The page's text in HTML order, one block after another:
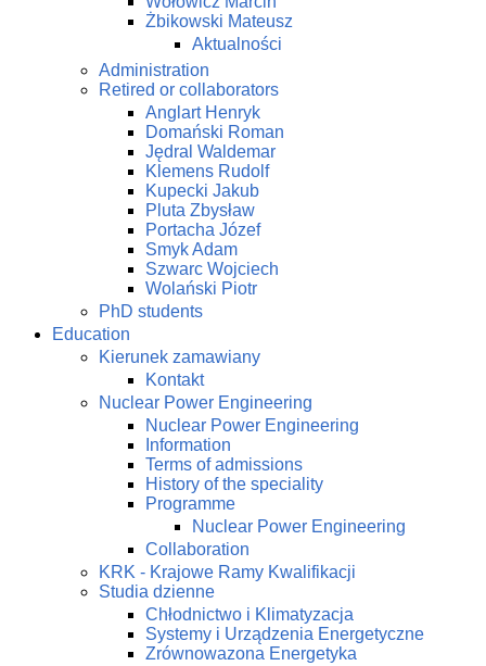
Żbikowski Mateusz
Aktualności
Administration
Retired or collaborators
Anglart Henryk
Domański Roman
Jędral Waldemar
Klemens Rudolf
Kupecki Jakub
Pluta Zbysław
Portacha Józef
Smyk Adam
Szwarc Wojciech
Wolański Piotr
PhD students
Education
Kierunek zamawiany
Kontakt
Nuclear Power Engineering
Nuclear Power Engineering
Information
Terms of admissions
History of the speciality
Programme
Nuclear Power Engineering
Collaboration
KRK - Krajowe Ramy Kwalifikacji
Studia dzienne
Chłodnictwo i Klimatyzacja
Systemy i Urządzenia Energetyczne
Zrównowazona Energetyka